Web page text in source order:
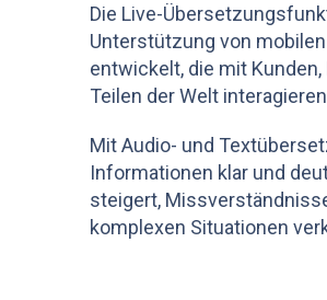
Die Live-
Unterstützung von
entwickelt, die mit
Teilen der Welt
Mit Audio- und
Informationen klar und
steigert,
komplexen Situationen